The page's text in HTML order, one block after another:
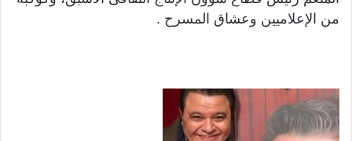
من الإعلاميين وعشاق المسرح .